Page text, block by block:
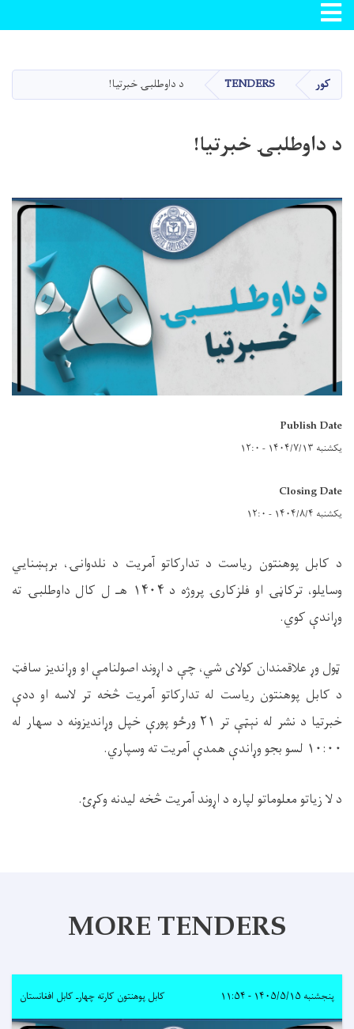
دانګل
Toggle navigation
کور TENDERS د داوطلبۍ خبرتیا!
د داوطلبۍ خبرتیا!
Publish Date
یکشنبه ۱۴۰۴/۷/۱۳ - ۱۲:۰
Closing Date
یکشنبه ۱۴۰۴/۸/۴ - ۱۲:۰
د کابل پوهنتون ریاست د تدارکاتو آمریت د نلدوانۍ، برېښنایي
وسایلو، ترکاڼۍ او فلزکارۍ پروژه د ۱۴۰۴ هـ ل کال داوطلبۍ ته
وړاندې کوي.
ټول وړ علاقمندان کولای شي، چې د اړوند اصولنامې او وړاندیز سافټ
د کابل پوهنتون ریاست له تدارکاتو آمریت څخه تر لاسه او ددې
خبرتیا د نشر له نېټې تر ۲۱ ورځو پورې خپل وړاندیزونه د سهار له
۱۰:۰۰ لسو بجو وړاندې همدې آمریت ته وسپاري.
د لا زیاتو معلوماتو لپاره د اړوند آمریت څخه لیدنه وکړئ.
MORE TENDERS
پنجشنبه ۱۴۰۵/۵/۱۵ - ۱۱:۵۴ کابل پوهنتون کارته چهارـ کابل افغانستان